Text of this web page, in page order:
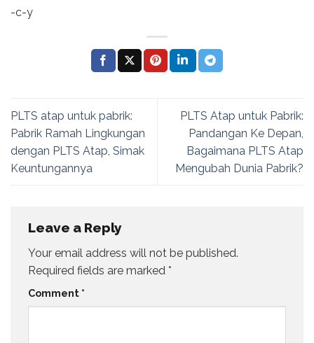
-c-y
PLTS atap untuk pabrik:
Pabrik Ramah Lingkungan
dengan PLTS Atap, Simak
Keuntungannya
PLTS Atap untuk Pabrik:
Pandangan Ke Depan,
Bagaimana PLTS Atap
Mengubah Dunia Pabrik?
Leave a Reply
Your email address will not be published.
Required fields are marked *
Comment *